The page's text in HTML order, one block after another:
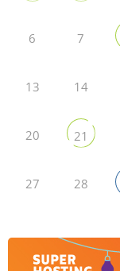
6 7
13 14
20 21
27 28